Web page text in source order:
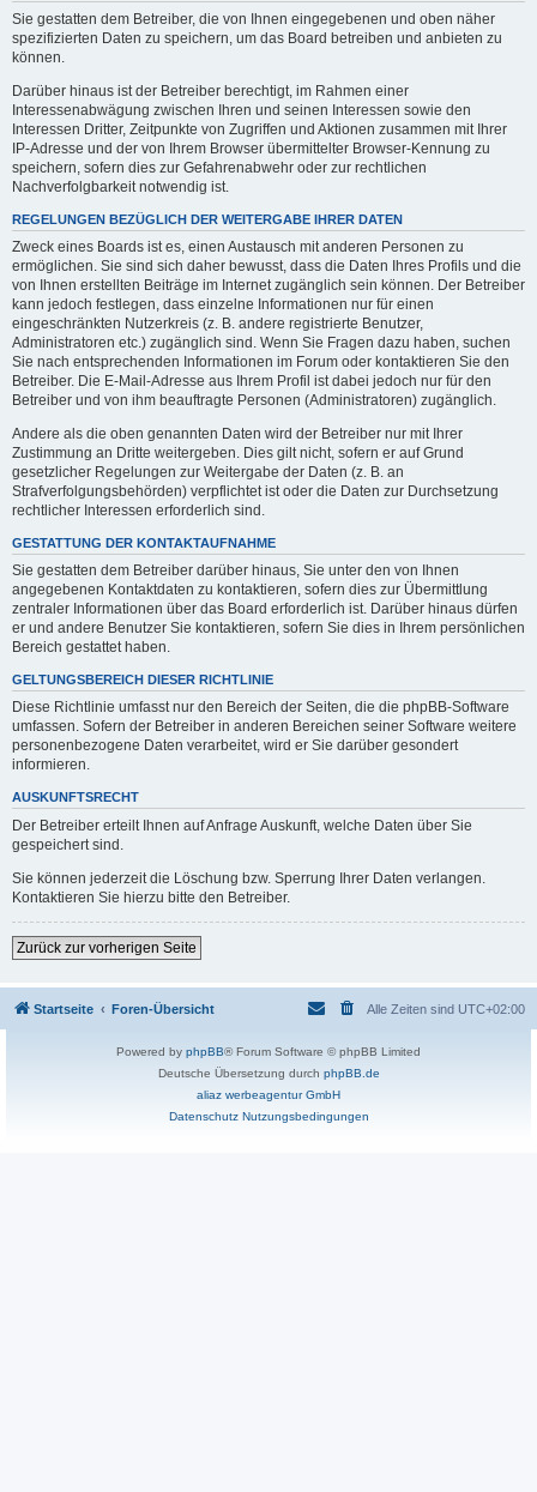
Sie gestatten dem Betreiber, die von Ihnen eingegebenen und oben näher
spezifizierten Daten zu speichern, um das Board betreiben und anbieten zu
können.
Darüber hinaus ist der Betreiber berechtigt, im Rahmen einer
Interessenabwägung zwischen Ihren und seinen Interessen sowie den
Interessen Dritter, Zeitpunkte von Zugriffen und Aktionen zusammen mit Ihrer
IP-Adresse und der von Ihrem Browser übermittelter Browser-Kennung zu
speichern, sofern dies zur Gefahrenabwehr oder zur rechtlichen
Nachverfolgbarkeit notwendig ist.
REGELUNGEN BEZÜGLICH DER WEITERGABE IHRER DATEN
Zweck eines Boards ist es, einen Austausch mit anderen Personen zu
ermöglichen. Sie sind sich daher bewusst, dass die Daten Ihres Profils und die
von Ihnen erstellten Beiträge im Internet zugänglich sein können. Der Betreiber
kann jedoch festlegen, dass einzelne Informationen nur für einen
eingeschränkten Nutzerkreis (z. B. andere registrierte Benutzer,
Administratoren etc.) zugänglich sind. Wenn Sie Fragen dazu haben, suchen
Sie nach entsprechenden Informationen im Forum oder kontaktieren Sie den
Betreiber. Die E-Mail-Adresse aus Ihrem Profil ist dabei jedoch nur für den
Betreiber und von ihm beauftragte Personen (Administratoren) zugänglich.
Andere als die oben genannten Daten wird der Betreiber nur mit Ihrer
Zustimmung an Dritte weitergeben. Dies gilt nicht, sofern er auf Grund
gesetzlicher Regelungen zur Weitergabe der Daten (z. B. an
Strafverfolgungsbehörden) verpflichtet ist oder die Daten zur Durchsetzung
rechtlicher Interessen erforderlich sind.
GESTATTUNG DER KONTAKTAUFNAHME
Sie gestatten dem Betreiber darüber hinaus, Sie unter den von Ihnen
angegebenen Kontaktdaten zu kontaktieren, sofern dies zur Übermittlung
zentraler Informationen über das Board erforderlich ist. Darüber hinaus dürfen
er und andere Benutzer Sie kontaktieren, sofern Sie dies in Ihrem persönlichen
Bereich gestattet haben.
GELTUNGSBEREICH DIESER RICHTLINIE
Diese Richtlinie umfasst nur den Bereich der Seiten, die die phpBB-Software
umfassen. Sofern der Betreiber in anderen Bereichen seiner Software weitere
personenbezogene Daten verarbeitet, wird er Sie darüber gesondert
informieren.
AUSKUNFTSRECHT
Der Betreiber erteilt Ihnen auf Anfrage Auskunft, welche Daten über Sie
gespeichert sind.
Sie können jederzeit die Löschung bzw. Sperrung Ihrer Daten verlangen.
Kontaktieren Sie hierzu bitte den Betreiber.
Zurück zur vorherigen Seite
Startseite Foren-Übersicht Alle Zeiten sind UTC+02:00
Powered by phpBB® Forum Software © phpBB Limited
Deutsche Übersetzung durch phpBB.de
aliaz werbeagentur GmbH
Datenschutz Nutzungsbedingungen